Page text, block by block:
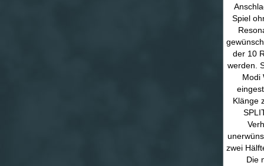
Spiel
der 10
werden.
Modi
Klänge
zwei
Die